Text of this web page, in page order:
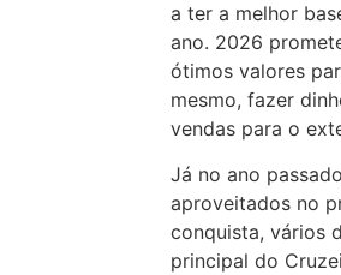
a ter a melhor
ano. 2026
ótimos valores
mesmo, fazer
vendas para o
Já no ano
aproveitados no
conquista, vários
principal do